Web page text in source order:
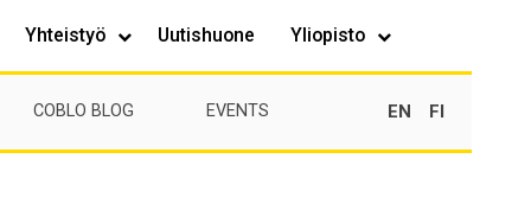
Yhteistyö Uutishuone Yliopisto
COBLO BLOG EVENTS EN FI